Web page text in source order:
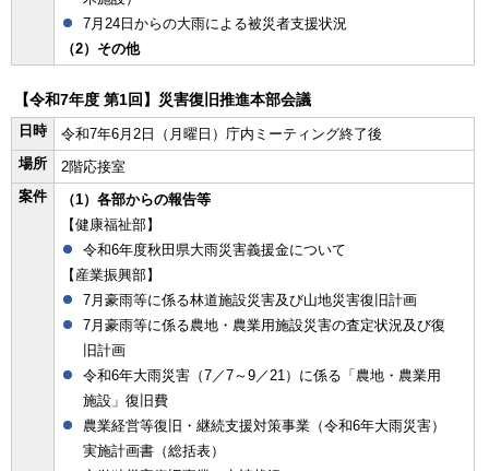
7月24日からの大雨による被災者支援状況
（2）その他
【令和7年度 第1回】災害復旧推進本部会議
日時
令和7年6月2日（月曜日）庁内ミーティング終了後
場所
2階応接室
案件
（1）各部からの報告等
【健康福祉部】
令和6年度秋田県大雨災害義援金について
【産業振興部】
7月豪雨等に係る林道施設災害及び山地災害復旧計画
7月豪雨等に係る農地・農業用施設災害の査定状況及び復
旧計画
令和6年大雨災害（7／7～9／21）に係る「農地・農業用
施設」復旧費
農業経営等復旧・継続支援対策事業（令和6年大雨災害）
実施計画書（総括表）